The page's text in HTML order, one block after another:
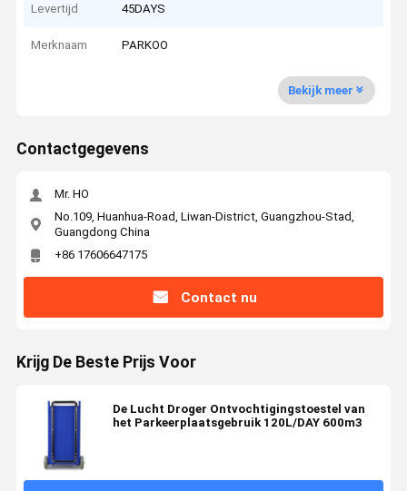
Levertijd 45DAYS
Merknaam PARKOO
Bekijk meer
Contactgegevens
Mr. HO
No.109, Huanhua-Road, Liwan-District, Guangzhou-Stad,
Guangdong China
+86 17606647175
Contact nu
Krijg De Beste Prijs Voor
De Lucht Droger Ontvochtigingstoestel van
het Parkeerplaatsgebruik 120L/DAY 600m3